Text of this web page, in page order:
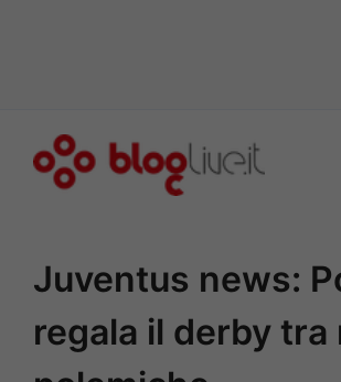
Juventus news:
regala il derby tra